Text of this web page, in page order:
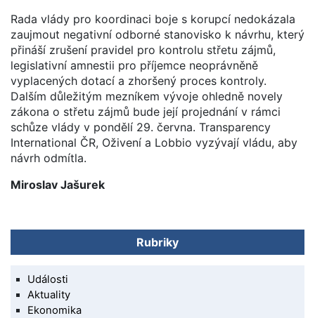
Rada vlády pro koordinaci boje s korupcí nedokázala
zaujmout negativní odborné stanovisko k návrhu, který
přináší zrušení pravidel pro kontrolu střetu zájmů,
legislativní amnestii pro příjemce neoprávněně
vyplacených dotací a zhoršený proces kontroly.
Dalším důležitým mezníkem vývoje ohledně novely
zákona o střetu zájmů bude její projednání v rámci
schůze vlády v pondělí 29. června. Transparency
International ČR, Oživení a Lobbio vyzývají vládu, aby
návrh odmítla.
Miroslav Jašurek
Rubriky
Události
Aktuality
Ekonomika